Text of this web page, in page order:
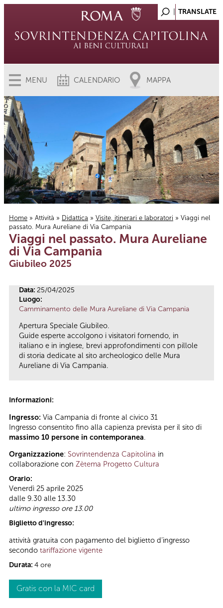
MENU CALENDARIO MAPPA
Tu sei qui
Home » Attività » Didattica » Visite, itinerari e laboratori » Viaggi nel
passato. Mura Aureliane di Via Campania
Viaggi nel passato. Mura Aureliane
di Via Campania
Giubileo 2025
Data: 25/04/2025
Luogo:
Camminamento delle Mura Aureliane di Via Campania
Apertura Speciale Giubileo.
Guide esperte accolgono i visitatori fornendo, in
italiano e in inglese, brevi approfondimenti con pillole
di storia dedicate al sito archeologico delle Mura
Aureliane di Via Campania.
Informazioni:
Ingresso: Via Campania di fronte al civico 31
Ingresso consentito fino alla capienza prevista per il sito di
massimo 10 persone in contemporanea.
Organizzazione: Sovrintendenza Capitolina in
collaborazione con Zètema Progetto Cultura
Orario:
Venerdì 25 aprile 2025
dalle 9.30 alle 13.30
ultimo ingresso ore 13.00
Biglietto d'ingresso:
attività gratuita con pagamento del biglietto d’ingresso
secondo tariffazione vigente
Durata: 4 ore
Gratis con la MIC card